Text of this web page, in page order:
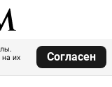
на их
Согласен